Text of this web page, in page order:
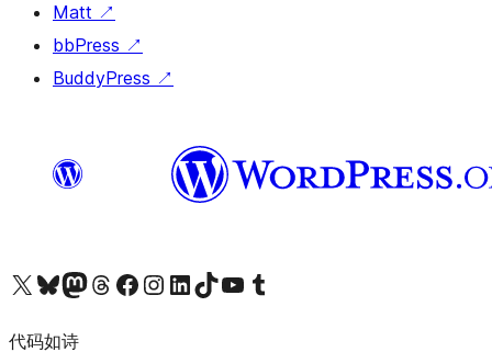
Matt ↗
bbPress ↗
BuddyPress ↗
关注我们的 X（原 Twitter）账号访问我们的 Bluesky 账号关注我们的 Mastodon 账号访问我们的 Threads 账号 访问我们的 Facebook 公共主页关注我们的 Instagram 账号 关注我们的 LinkedIn 主页访问我们的 TikTok 账号访问我们的 YouTube 频道 访问我们的 Tumblr 账号
代码如诗